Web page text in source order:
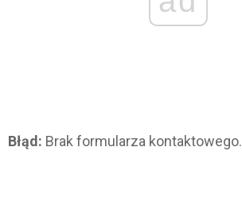
Błąd: Brak formularza kontaktowego.